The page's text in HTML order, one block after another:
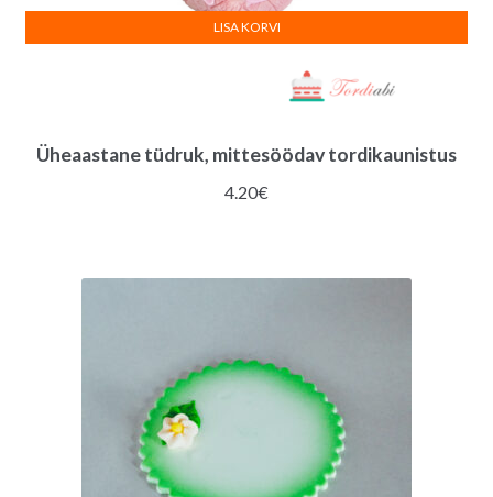
Üheaastane tüdruk, mittesöödav tordikaunistus
4.20€
LISA KORVI